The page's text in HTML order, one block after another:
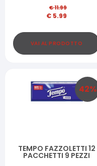
€11.99
€ 5.99
VAI AL PRODOTTO
42%
TEMPO FAZZOLETTI 12
PACCHETTI 9 PEZZI